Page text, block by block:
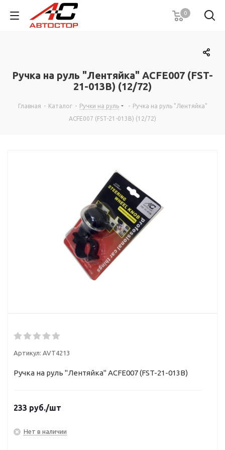
0
Ручка на руль "Лентяйка" ACFE007 (FST-
21-013B) (12/72)
Главная - Каталог - Ручки на руль - Ручка на руль "Лентяйка"
ACFE007 (FST-21-013B) (12/72)
Артикул: AVT4213
Ручка на руль "Лентяйка" ACFE007 (FST-21-013B)
233 руб./шт
Нет в наличии